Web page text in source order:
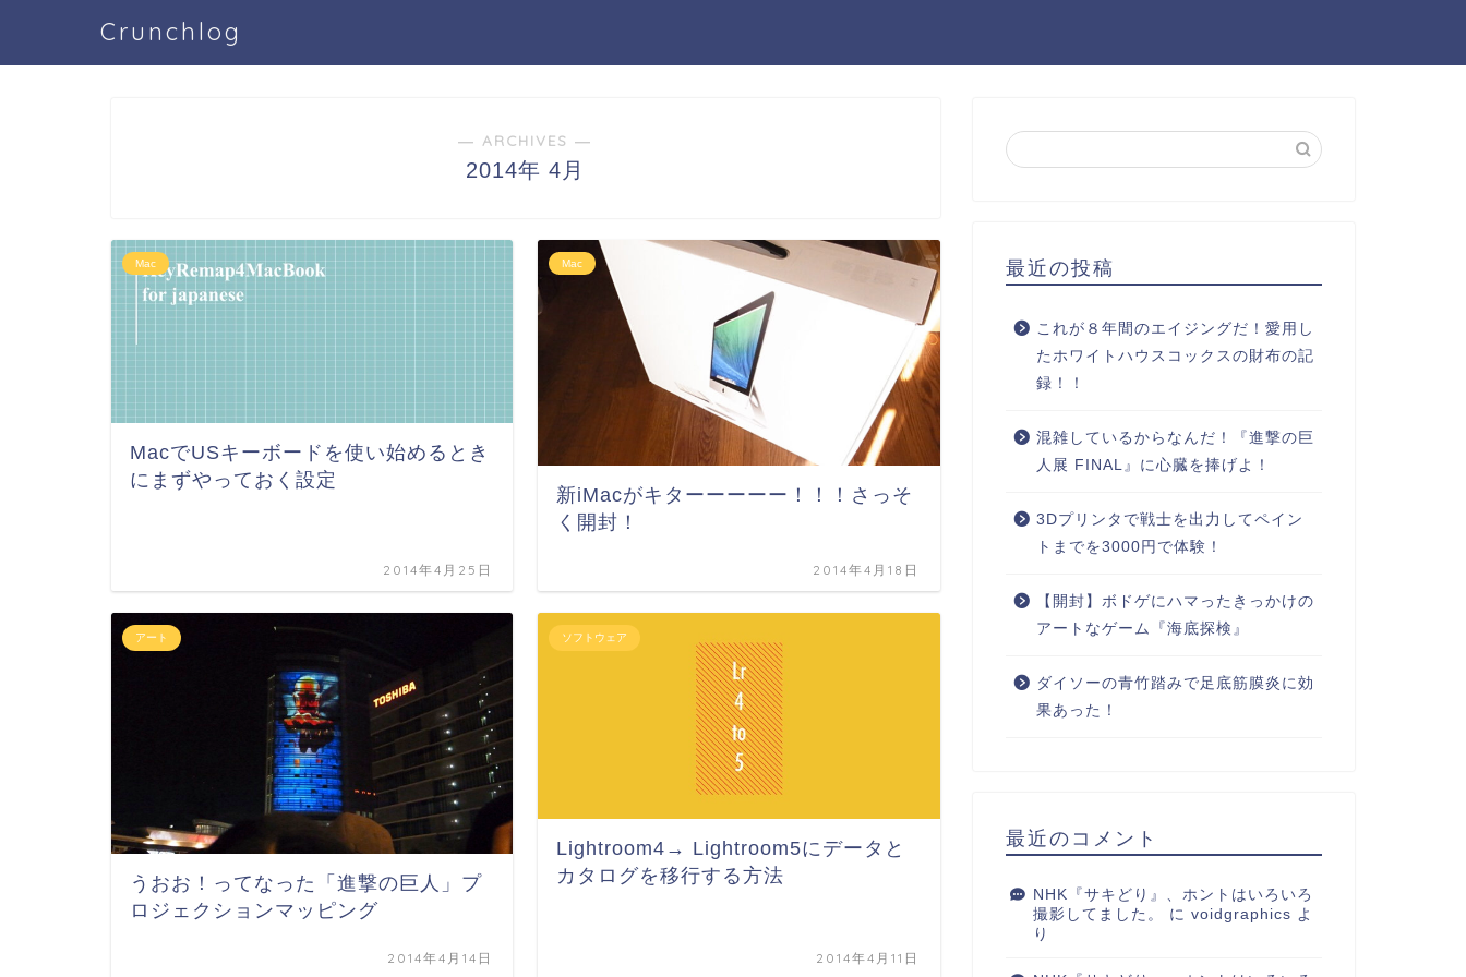
Crunchlog
― ARCHIVES ―
2014年 4月
Mac
MacでUSキーボードを使い始めるとき
にまずやっておく設定
2014年4月25日
Mac
新iMacがキターーーーー！！！さっそ
く開封！
2014年4月18日
アート
うおお！ってなった「進撃の巨人」プ
ロジェクションマッピング
2014年4月14日
ソフトウェア
Lightroom4→ Lightroom5にデータと
カタログを移行する方法
2014年4月11日
最近の投稿
これが８年間のエイジングだ！愛用し
たホワイトハウスコックスの財布の記
録！！
混雑しているからなんだ！『進撃の巨
人展 FINAL』に心臓を捧げよ！
3Dプリンタで戦士を出力してペイン
トまでを3000円で体験！
【開封】ボドゲにハマったきっかけの
アートなゲーム『海底探検』
ダイソーの青竹踏みで足底筋膜炎に効
果あった！
最近のコメント
NHK『サキどり』、ホントはいろいろ
撮影してました。
に voidgraphics よ
り